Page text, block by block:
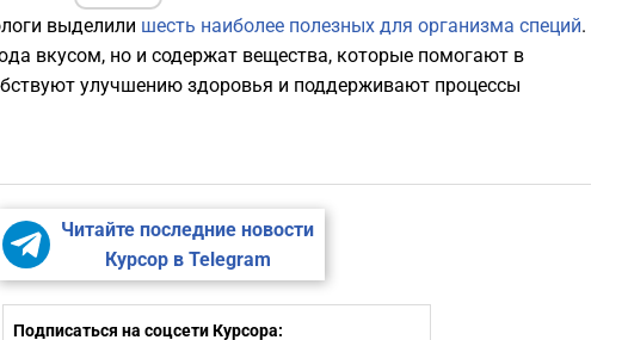
выделили шесть наиболее полезных для организма специй.
вкусом, но и содержат вещества, которые помогают в
улучшению здоровья и поддерживают процессы
Читайте последние новости
Курсор в Telegram
Подписаться на соцсети Курсора: